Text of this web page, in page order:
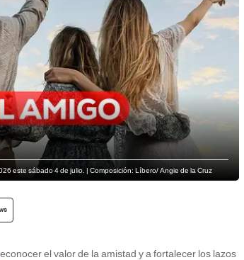
este sábado 4 de julio. | Composición: Líbero/ Angie de la Cruz
el valor de la amistad y a fortalecer los lazos